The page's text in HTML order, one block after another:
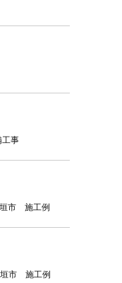
工事
市 施工例
市 施工例